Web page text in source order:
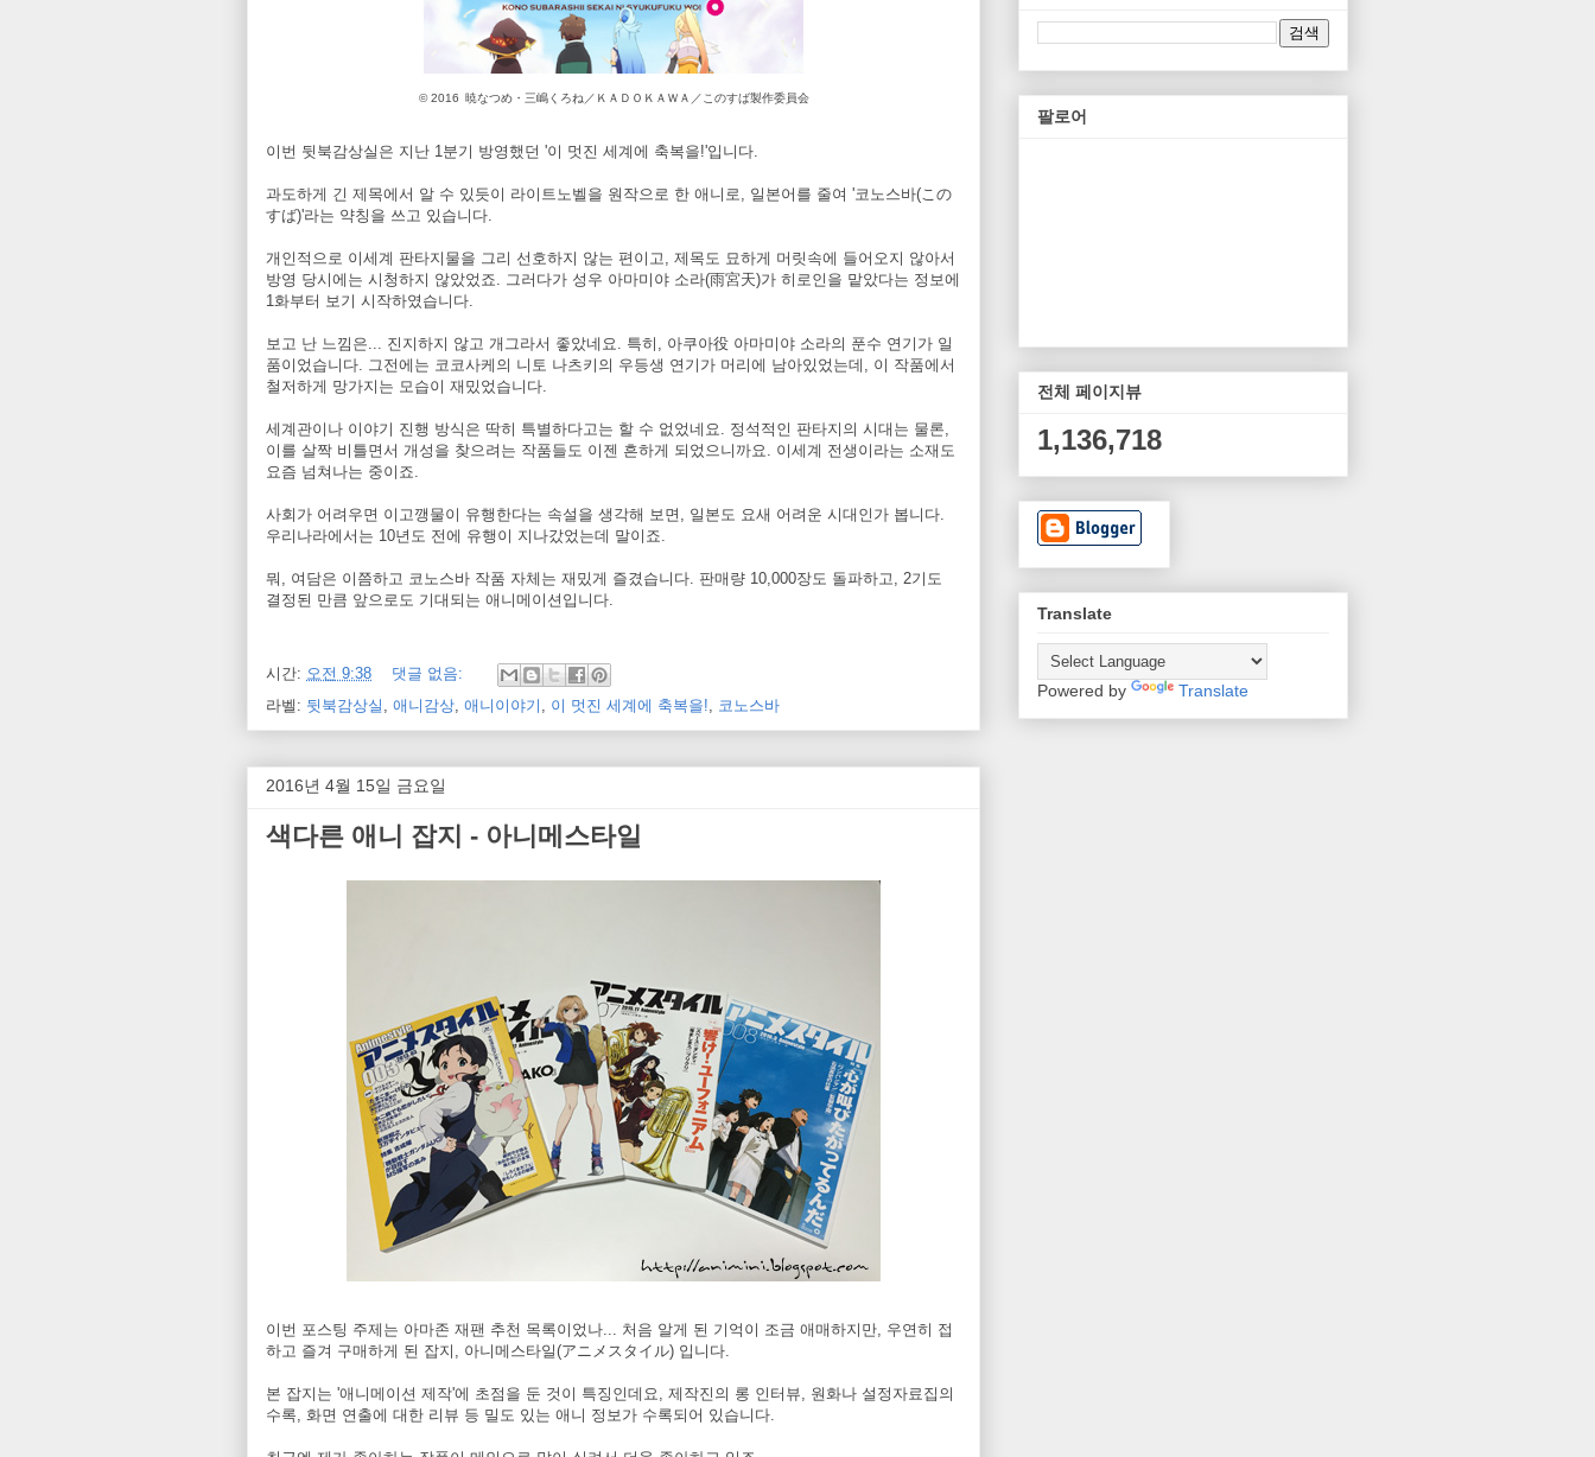
© 2016 暁なつめ・三嶋くろね／ＫＡＤＯＫＡＷＡ／このすば製作委員会
이번 뒷북감상실은 지난 1분기 방영했던 '이 멋진 세계에 축복을!'입니다.
과도하게 긴 제목에서 알 수 있듯이 라이트노벨을 원작으로 한 애니로, 일본어를 줄여 '코노스바(この
すば)'라는 약칭을 쓰고 있습니다.
개인적으로 이세계 판타지물을 그리 선호하지 않는 편이고, 제목도 묘하게 머릿속에 들어오지 않아서
방영 당시에는 시청하지 않았었죠. 그러다가 성우 아마미야 소라(雨宮天)가 히로인을 맡았다는 정보에
1화부터 보기 시작하였습니다.
보고 난 느낌은... 진지하지 않고 개그라서 좋았네요. 특히, 아쿠아役 아마미야 소라의 푼수 연기가 일
품이었습니다. 그전에는 코코사케의 니토 나츠키의 우등생 연기가 머리에 남아있었는데, 이 작품에서
철저하게 망가지는 모습이 재밌었습니다.
세계관이나 이야기 진행 방식은 딱히 특별하다고는 할 수 없었네요. 정석적인 판타지의 시대는 물론,
이를 살짝 비틀면서 개성을 찾으려는 작품들도 이젠 흔하게 되었으니까요. 이세계 전생이라는 소재도
요즘 넘쳐나는 중이죠.
사회가 어려우면 이고깽물이 유행한다는 속설을 생각해 보면, 일본도 요새 어려운 시대인가 봅니다.
우리나라에서는 10년도 전에 유행이 지나갔었는데 말이죠.
뭐, 여담은 이쯤하고 코노스바 작품 자체는 재밌게 즐겼습니다. 판매량 10,000장도 돌파하고, 2기도
결정된 만큼 앞으로도 기대되는 애니메이션입니다.
시간: 오전 9:38
댓글 없음:
라벨: 뒷북감상실 애니감상 애니이야기 이 멋진 세계에 축복을! 코노스바
2016년 4월 15일 금요일
색다른 애니 잡지 - 아니메스타일
이번 포스팅 주제는 아마존 재팬 추천 목록이었나... 처음 알게 된 기억이 조금 애매하지만, 우연히 접
하고 즐겨 구매하게 된 잡지, 아니메스타일(アニメスタイル) 입니다.
본 잡지는 '애니메이션 제작'에 초점을 둔 것이 특징인데요, 제작진의 롱 인터뷰, 원화나 설정자료집의
수록, 화면 연출에 대한 리뷰 등 밀도 있는 애니 정보가 수록되어 있습니다.
팔로어
전체 페이지뷰
1,136,718
Translate
Powered by Translate